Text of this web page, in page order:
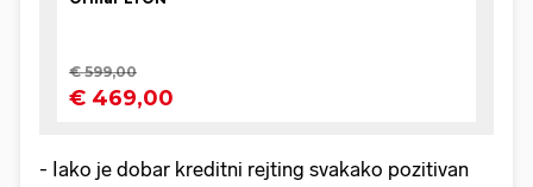
- Iako je dobar kreditni rejting svakako pozitivan